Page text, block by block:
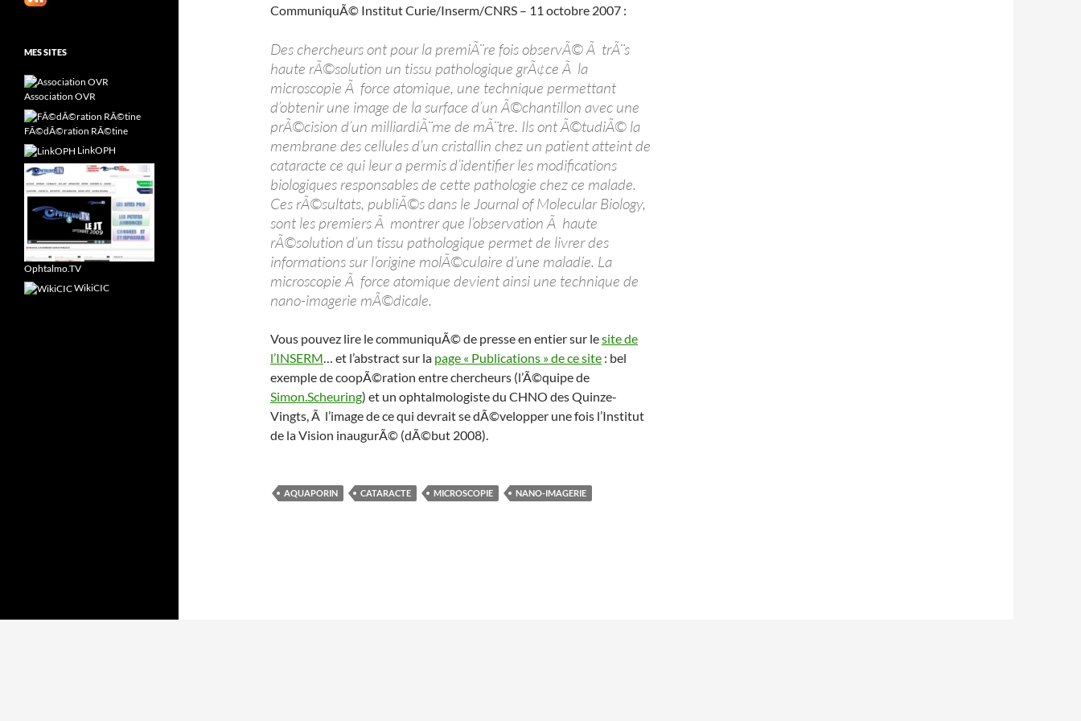
CommuniquÃ© Institut Curie/Inserm/CNRS – 11 octobre 2007 :
Des chercheurs ont pour la premiÃ¨re fois observÃ© Ã trÃ¨s
haute rÃ©solution un tissu pathologique grÃ¢ce Ã la
microscopie Ã force atomique, une technique permettant
d’obtenir une image de la surface d’un Ã©chantillon avec une
prÃ©cision d’un milliardiÃ¨me de mÃ¨tre. Ils ont Ã©tudiÃ© la
membrane des cellules d’un cristallin chez un patient atteint de
cataracte ce qui leur a permis d’identifier les modifications
biologiques responsables de cette pathologie chez ce malade.
Ces rÃ©sultats, publiÃ©s dans le Journal of Molecular Biology,
sont les premiers Ã montrer que l’observation Ã haute
rÃ©solution d’un tissu pathologique permet de livrer des
informations sur l’origine molÃ©culaire d’une maladie. La
microscopie Ã force atomique devient ainsi une technique de
nano-imagerie mÃ©dicale.
Vous pouvez lire le communiquÃ© de presse en entier sur lesite de
l’INSERM… et l’abstract sur la page « Publications » de ce site : bel
exemple de coopÃ©ration entre chercheurs (l’Ã©quipe de
Simon.Scheuring) et un ophtalmologiste du CHNO des Quinze-
Vingts, Ã l’image de ce qui devrait se dÃ©velopper une fois l’Institut
de la Vision inaugurÃ© (dÃ©but 2008).
AQUAPORIN CATARACTE MICROSCOPIE NANO-IMAGERIE
MES SITES
Association OVR
FÃ©dÃ©ration RÃ©tine
LinkOPH
Ophtalmo.TV
WikiCIC